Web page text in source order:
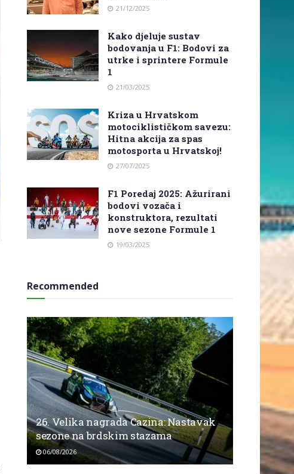
21/12/2025
Kako djeluje sustav
bodovanja u F1: Bodovi za
utrke i sprintere Formule
1
21/03/2025
Kriza u Hrvatskom
motociklističkom savezu:
Hitna akcija za spas
motosporta u Hrvatskoj!
27/07/2025
F1 Poredaj 2025: Ažurirani
bodovi vozača i
konstruktora, rezultati
nove sezone Formule 1
19/03/2025
Recommended
26. Velika nagrada Cazina: Nastavak
sezone na brdskim stazama
06/08/2026